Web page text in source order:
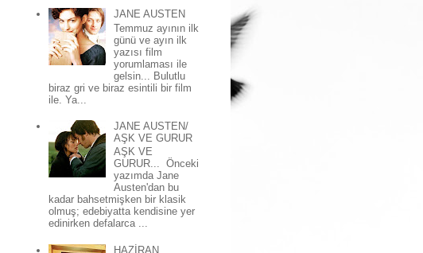
JANE AUSTEN
Temmuz ayının ilk
günü ve ayın ilk
yazısı film
yorumlaması ile
gelsin... Bulutlu
biraz gri ve biraz esintili bir film
ile. Ya...
JANE AUSTEN/
AŞK VE GURUR
AŞK VE
GURUR... Önceki
yazımda Jane
Austen'dan bu
kadar bahsetmişken bir klasik
olmuş; edebiyatta kendisine yer
edinirken defalarca ...
HAZİRAN